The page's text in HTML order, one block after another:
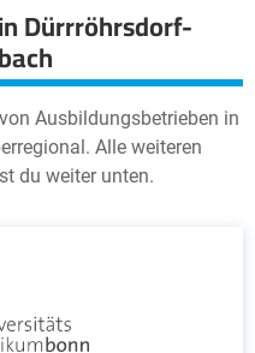
Dürrröhrsdorf-
Ausbildungsbetrieben in
Alle weiteren
du weiter unten.